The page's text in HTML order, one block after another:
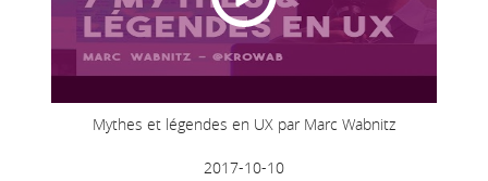
Mythes et légendes en UX par Marc Wabnitz
2017-10-10